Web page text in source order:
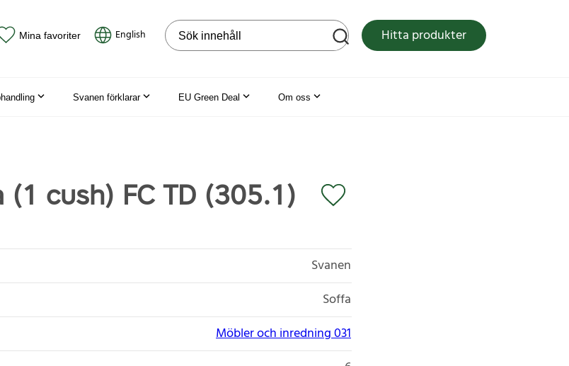
Mina favoriter English Sök på webbplatsen Hitta produkter
Svanen förklarar EU Green Deal Om oss
cush) FC TD (305.1)
Svanen
Soffa
Möbler och inredning 031